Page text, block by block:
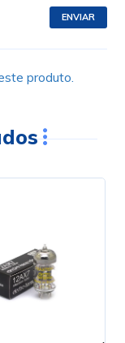
ENVIAR
produto.